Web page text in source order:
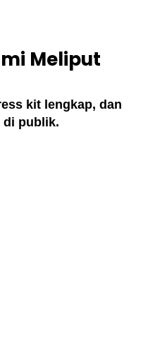
Meliput
kit lengkap, dan
di publik.